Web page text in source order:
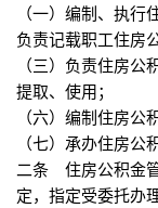
（一）编制、执
负责记载职工住
（三）负责住房
提取、使用；
（六）编制住房
（七）承办住房
二条 住房公积金
定，指定受委托办